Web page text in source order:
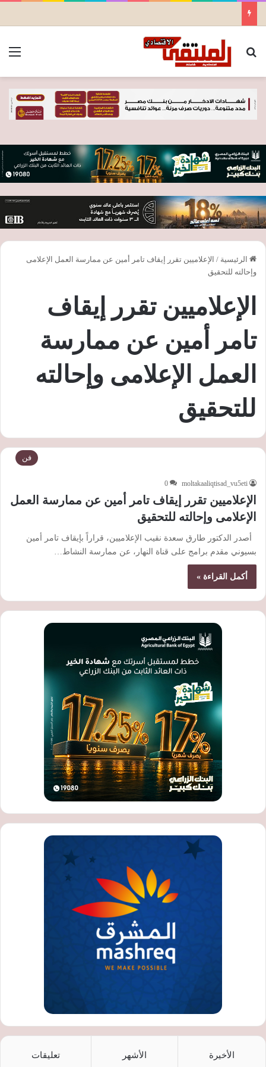
بحث عن
الرئيسية / الإعلاميين تقرر إيقاف تامر أمين عن ممارسة العمل الإعلامى
وإحالته للتحقيق
الإعلاميين تقرر إيقاف
تامر أمين عن ممارسة
العمل الإعلامى وإحالته
للتحقيق
فن
moltakaaliqtisad_vu5eti
0
الإعلاميين تقرر إيقاف تامر أمين عن ممارسة العمل
الإعلامى وإحالته للتحقيق
أصدر الدكتور طارق سعدة نقيب الإعلاميين، قراراً بإيقاف تامر أمين
بسيوني مقدم برامج على قناة النهار، عن ممارسة النشاط…
أكمل القراءة »
الأخيرة الأشهر تعليقات